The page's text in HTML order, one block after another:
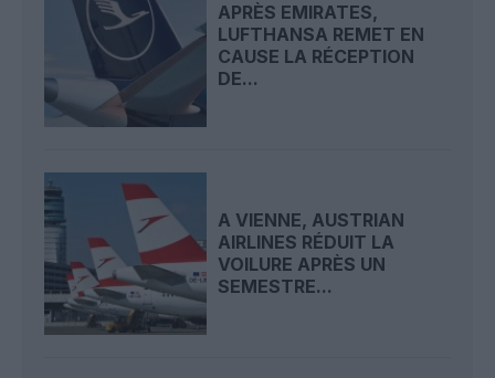
APRÈS EMIRATES,
LUFTHANSA REMET EN
CAUSE LA RÉCEPTION
DE...
A VIENNE, AUSTRIAN
AIRLINES RÉDUIT LA
VOILURE APRÈS UN
SEMESTRE...